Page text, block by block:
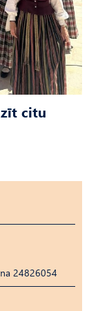
citu
24826054